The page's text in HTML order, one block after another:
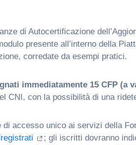
di Autocertificazione
presente all’interno della
corredate da esempi pratici.
immediatamente 15 CFP (a
CNI, con la possibilità di una
accesso unico ai servizi della
; gli iscritti dovranno